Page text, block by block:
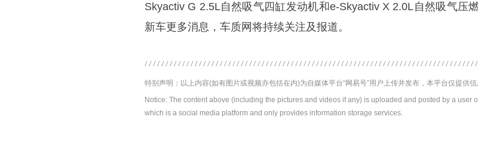
Skyactiv G 2.5L自然吸气四缸发动机和e-Skyactiv X 2.0L自然吸气压
新车更多消息，车质网将持续关注及报道。
特别声明：以上内容(如有图片或视频亦包括在内)为自媒体平台“网易号”用户上传并发布，本平台仅提供信
Notice: The content above (including the pictures and videos if any) is uploaded and posted by a user
which is a social media platform and only provides information storage services.